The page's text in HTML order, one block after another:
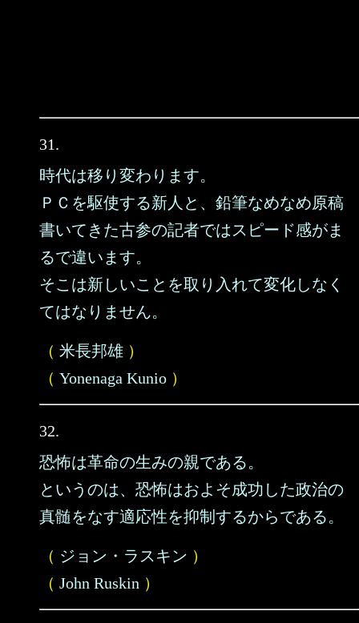
31.
時代は移り変わります。
ＰＣを駆使する新人と、鉛筆なめなめ原稿
書いてきた古参の記者ではスピード感がま
るで違います。
そこは新しいことを取り入れて変化しなく
てはなりません。
（ 米長邦雄 ）
（ Yonenaga Kunio ）
32.
恐怖は革命の生みの親である。
というのは、恐怖はおよそ成功した政治の
真髄をなす適応性を抑制するからである。
（ ジョン・ラスキン ）
（ John Ruskin ）